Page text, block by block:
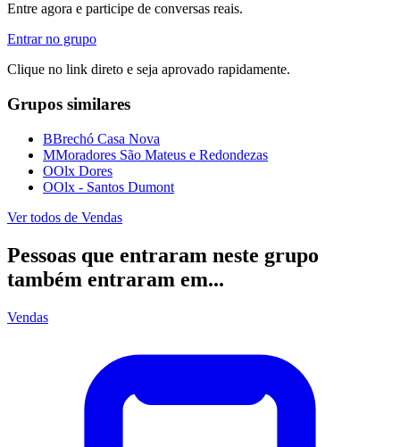
Entre agora e participe de conversas reais.
Entrar no grupo
Clique no link direto e seja aprovado rapidamente.
Grupos similares
BBrechó Casa Nova
MMoradores São Mateus e Redondezas
OOlx Dores
OOlx - Santos Dumont
Ver todos de Vendas
Pessoas que entraram neste grupo
também entraram em...
Vendas